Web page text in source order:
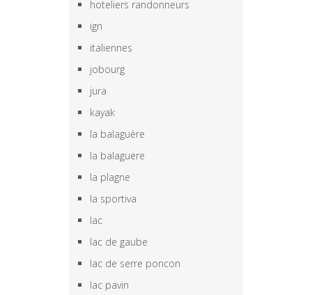
hoteliers randonneurs
ign
italiennes
jobourg
jura
kayak
la balaguère
la balaguere
la plagne
la sportiva
lac
lac de gaube
lac de serre poncon
lac pavin